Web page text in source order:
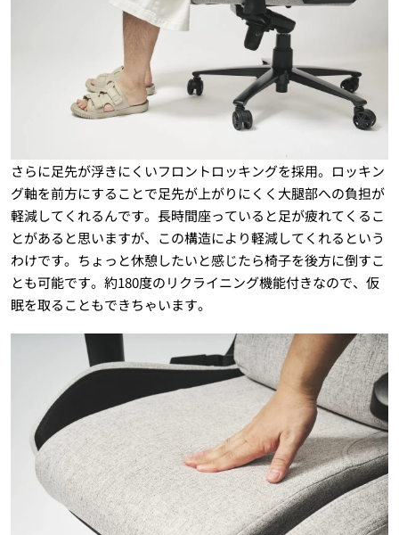
さらに足先が浮きにくいフロントロッキングを採用。ロッキン
グ軸を前方にすることで足先が上がりにくく大腿部への負担が
軽減してくれるんです。長時間座っていると足が疲れてくるこ
とがあると思いますが、この構造により軽減してくれるという
わけです。ちょっと休憩したいと感じたら椅子を後方に倒すこ
とも可能です。約180度のリクライニング機能付きなので、仮
眠を取ることもできちゃいます。